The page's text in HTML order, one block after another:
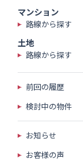
マンション
路線から探す
土地
路線から探す
前回の履歴
検討中の物件
お知らせ
お客様の声